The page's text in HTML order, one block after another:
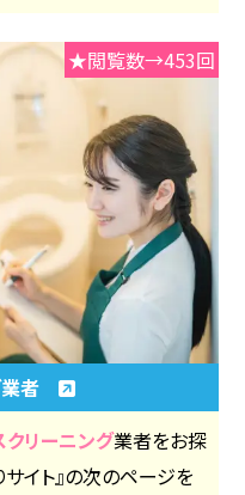
★閲覧数→453回
業者
クリーニング業者をお探
イト』の次のページを